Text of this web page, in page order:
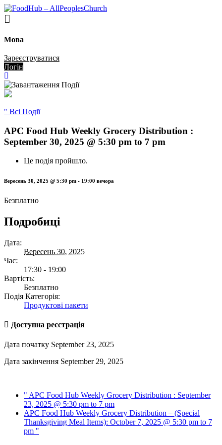
Мова
Зареєструватися
Логін
" Всі Події
APC Food Hub Weekly Grocery Distribution :
September 30, 2025 @ 5:30 pm to 7 pm
Це подія пройшло.
Вересень 30, 2025 @ 5:30 pm - 19:00 вечора
Безплатно
Подробиці
Дата:
Вересень 30, 2025
Час:
17:30 - 19:00
Вартість:
Безплатно
Подія Категорія:
Продуктові пакети
Доступна реєстрація
Дата початку September 23, 2025
Дата закінчення September 29, 2025
" APC Food Hub Weekly Grocery Distribution : September
23, 2025 @ 5:30 pm to 7 pm
APC Food Hub Weekly Grocery Distribution – (Special
Thanksgiving Meal Items): October 7, 2025 @ 5:30 pm to 7
pm "